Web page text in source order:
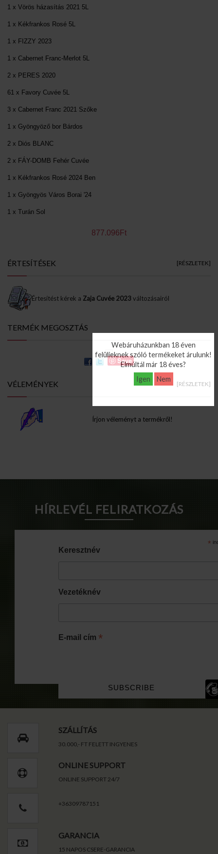
Webáruházunkban 18 éven
felülieknek szóló termékeket árulunk!
Elmúltál már 18 éves?
Igen
Nem
1 x Vörös házasítás 2021 5L
1 x Kékfrankos Rosé 5L
1 x FIZZY 2023
1 x Cabernet Franc-Merlot 5L
2 x PERES 2020
61 x Favory Cuvée 5L
3 x Cabernet Franc 2021 Szőke
1 x Gyöngyöző bor Bárdos
2 x Diós BLANC
2 x FÁY-DOMB Fehér Cuvée
1 x Kékfrankos Rosé 2024 Ben
1 x Gyöngyös Város Borai '24
1 x Turán Sol
877.096Ft
ÉRTESÍTÉSEK [RÉSZLETEK]
Értesítést kérek a Zaja Cuvée 2023változásairól
TERMÉK MEGOSZTÁS
Save
VÉLEMÉNYEK [RÉSZLETEK]
Írjon véleményt a termékről!
HÍRLEVÉL FELIRATKOZÁS
*
Keresztnév
Vezetéknév
E-mail cím *
SZÁLLÍTÁS
30.000,- FT FELETT INGYENES
ONLINE SUPPORT
ONLINE SUPPORT 24/7
+36309787151
GARANCIA
15 NAPOS CSERE-GARANCIA